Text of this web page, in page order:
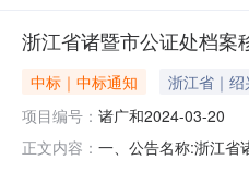
浙江省诸暨市公证处档案
中标｜中标通知
浙江省｜
项目编号： 诸广和2024-03-20
正文内容： 一、公告名称:浙江省